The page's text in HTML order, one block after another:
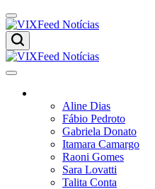
Skip
to
content
VIXFeed
Notícias
VIXFeed
NotíciasAline Dias
Fábio Pedroto
Gabriela Donato
Itamara Camargo
Raoni Gomes
Sara Lovatti
Talita Conta